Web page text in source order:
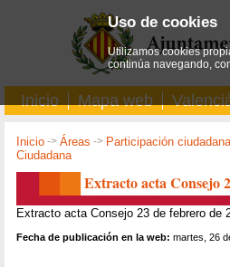
Inicio Mapa web
Inicio ->Áreas -> Participación
Ciudadana
Extracto acta Consejo
Extracto acta Consejo 23 de febrero de
Fecha de publicación en la web: martes, 26
Uso de cookies
Utilizamos cookies
continúa navegando,